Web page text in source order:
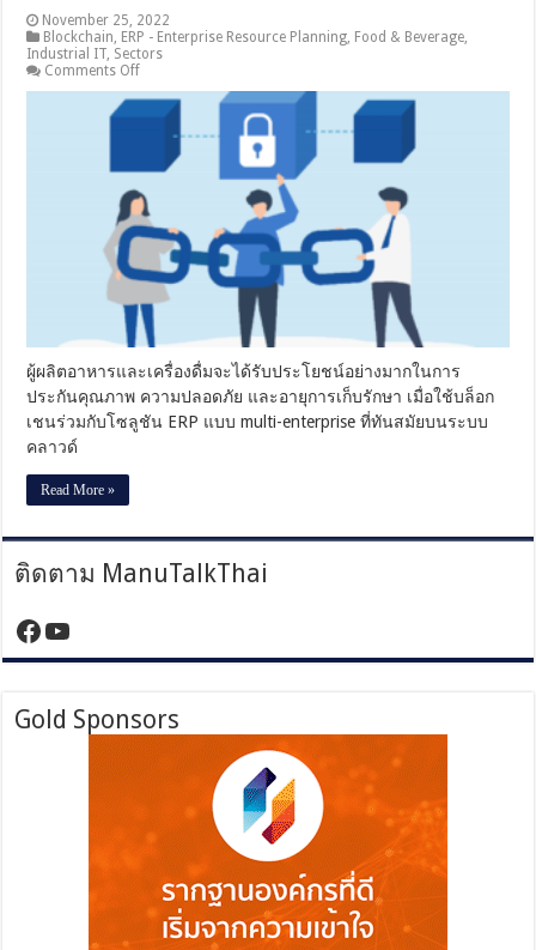
November 25, 2022
Blockchain ERP - Enterprise Resource Planning Food & Beverage
Industrial IT Sectors
Comments Offon
การ
แนวทาง
Multi-
Enterprise
ปลด
ล็อก
ประโยชน์
สูงสุด
จาก
เทคโนโลยี
บล็อก
เชน
ผู้ผลิตอาหารและเครื่องดื่มจะได้รับประโยชน์อย่างมากในการ
ประกันคุณภาพ ความปลอดภัย และอายุการเก็บรักษา เมื่อใช้บล็อก
เชนร่วมกับโซลูชัน ERP แบบ multi-enterprise ที่ทันสมัยบนระบบ
คลาวด์
Read More »
ติดตาม ManuTalkThai
https://www.facebook.com/
YouTube
Gold Sponsors